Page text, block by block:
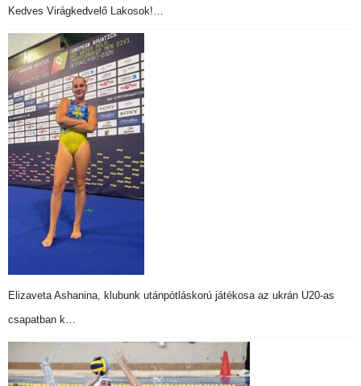
Kedves Virágkedvelő Lakosok!…
Elizaveta Ashanina, klubunk utánpótláskorú játékosa az ukrán U20-as
csapatban k…